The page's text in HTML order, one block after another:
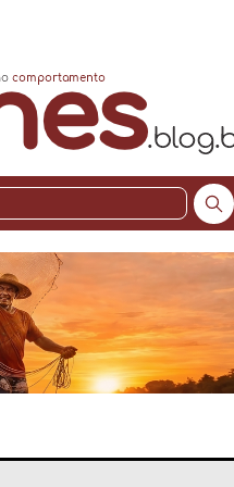
Pesquisar